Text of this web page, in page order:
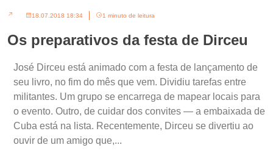
18.07.2018 18:34 1 minuto de leitura
Os preparativos da festa de Dirceu
José Dirceu está animado com a festa de lançamento de
seu livro, no fim do mês que vem. Dividiu tarefas entre
militantes. Um grupo se encarrega de mapear locais para
o evento. Outro, de cuidar dos convites — a embaixada de
Cuba está na lista. Recentemente, Dirceu se divertiu ao
ouvir de um amigo que,...